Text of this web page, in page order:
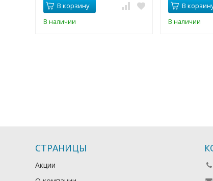
В корзину
В наличии
В
В наличии
СТРАНИЦЫ
Акции